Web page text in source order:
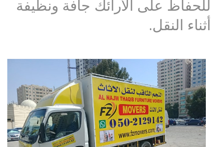
للحفاظ على الأرائك جافة ونظيفة
أثناء النقل.